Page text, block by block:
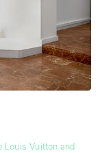
Louis Vuitton and